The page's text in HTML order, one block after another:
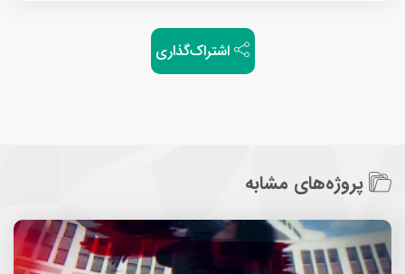
اشتراک‌گذاری
پروژه‌های مشابه